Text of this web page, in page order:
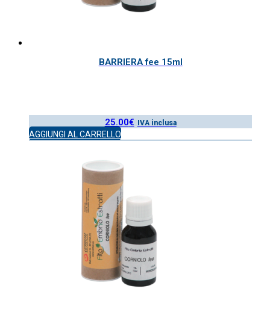
BARRIERA fee 15ml
25.00€ IVA inclusa
AGGIUNGI AL CARRELLO